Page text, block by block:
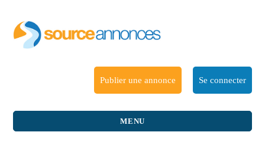
Publier une annonce Se connecter
MENU